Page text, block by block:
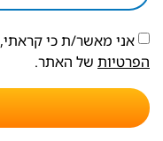
אני מאשר/ת כי
הפרטיות של האתר.